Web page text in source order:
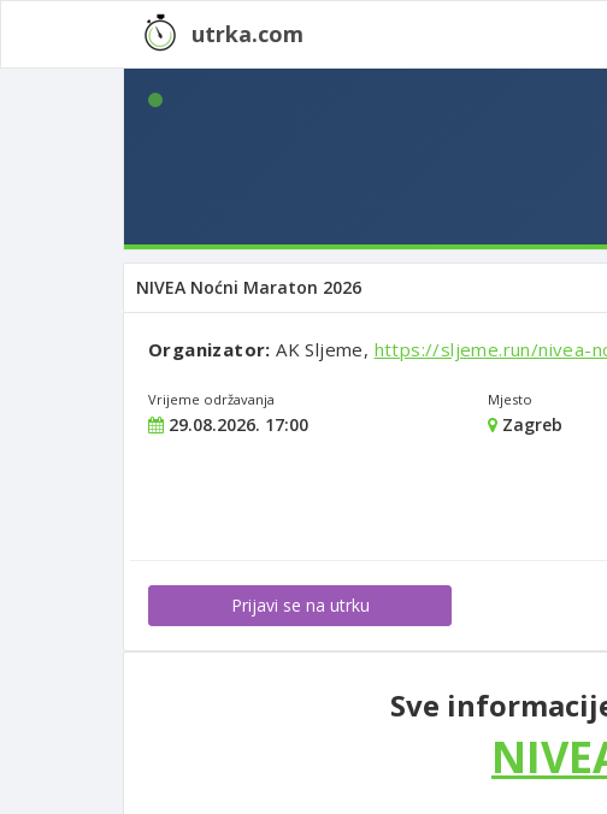
utrka.com
NIVEA Noćni Maraton 2026
Organizator:AK Sljeme, https://sljeme.run/nivea-
Vrijeme održavanja
29.08.2026. 17:00
Mjesto
Zagreb
Prijavi se na utrku
Sve